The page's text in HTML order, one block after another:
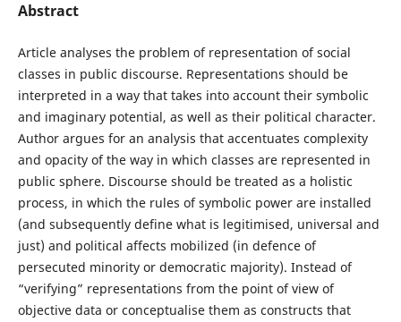
Abstract
Article analyses the problem of representation of social
classes in public discourse. Representations should be
interpreted in a way that takes into account their symbolic
and imaginary potential, as well as their political character.
Author argues for an analysis that accentuates complexity
and opacity of the way in which classes are represented in
public sphere. Discourse should be treated as a holistic
process, in which the rules of symbolic power are installed
(and subsequently define what is legitimised, universal and
just) and political affects mobilized (in defence of
persecuted minority or democratic majority). Instead of
“verifying” representations from the point of view of
objective data or conceptualise them as constructs that